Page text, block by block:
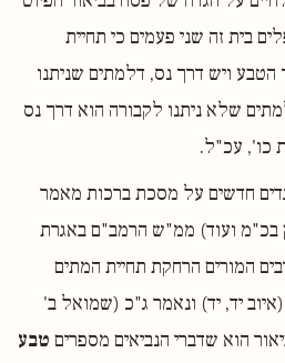
בית זה שני פעמים כי תחיית
הטבע ויש דרך נס, דלמתים שניתנו
שלא ניתנו לקבורה הוא דרך נס
כו', עכ"ל.
חדשים על מסכת ברכות מאמר
בכ"מ ועוד) ממ"ש הרמב"ם באגרת
המורים הרחקת תחיית המתים
יד, יד) ונאמר ג"כ (שמואל ב'
הוא שדברי הנביאים מספרים טבע